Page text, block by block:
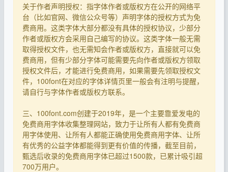
关于作者声明授权：指字体作者或版权方在公开的网络平
台（比如官网、微信公众号等）声明字体的授权方式为免
费商用。这类字体大部分都没有具体的授权协议，少部分
作者或版权方会采用自己编写的协议。这类字体一般无需
取得授权文件，也无需知会作者或版权方，直接就可以免
费商用，但有少部分字体可能需要先向作者或版权方领取
授权文件后，才能进行免费商用，如果需要先领取授权文
件，100font在对应的字体详情页里一般会有注明与提醒，
请自行与字体作者或版权方联系。
三、100font.com创建于2019年，是一个主要靠爱发电的
免费商用字体收集整理网站，致力于让所有人都有免费商
用字体使用、让所有人都能正确使用免费商用字体、让所
有优秀的公益字体都能得到更有价值的传播，截至目前，
甄选后收录的免费商用字体已超过1500款，已累计吸引超
700万用户。